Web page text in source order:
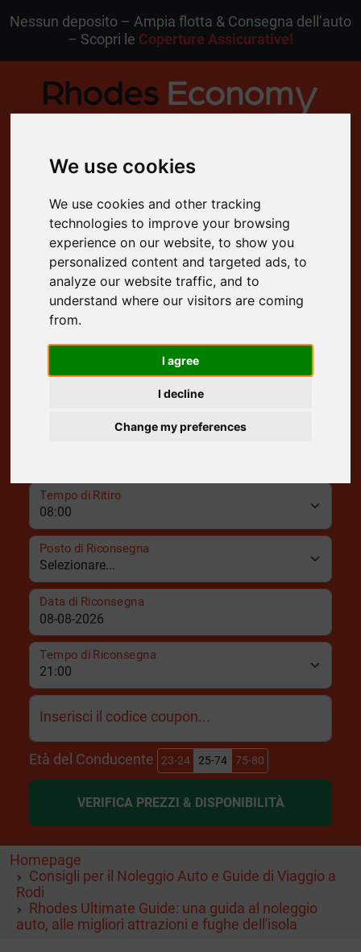
Nessun deposito – Ampia flotta & Consegna dell’auto
– Scopri le Coperture Assicurative!
IT Mia Prenotazione
4.8 Valutazione su Google
Cancellazione Gratuita
Supporto Clienti 24/7
Tempo di Ritiro
Posto di Riconsegna
Data di Riconsegna
Tempo di Riconsegna
Inserisci il codice coupon...
Età del Conducente 23-24 25-74 75-80
VERIFICA PREZZI & DISPONIBILITÀ
Homepage
Consigli per il Noleggio Auto e Guide di Viaggio a
Rodi
Rhodes Ultimate Guide: una guida al noleggio
auto, alle migliori attrazioni e fughe dell'isola
We use cookies
We use cookies and other tracking
technologies to improve your browsing
experience on our website, to show you
personalized content and targeted ads, to
analyze our website traffic, and to
understand where our visitors are coming
from.
I agree
I decline
Change my preferences